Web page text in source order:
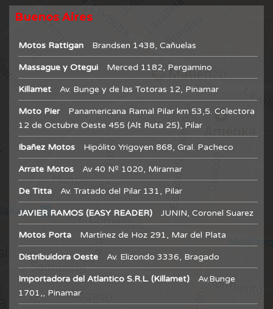
Buenos Aires
Motos Rattigan Brandsen 1438, Cañuelas
Massague y Otegui Merced 1182, Pergamino
Killamet Av. Bunge y de las Totoras 12, Pinamar
Moto Pier
Panamericana Ramal Pilar km 53,5. Colectora
12 de Octubre Oeste 455 (Alt Ruta 25), Pilar
Ibañez Motos Hipólito Yrigoyen 868, Gral. Pacheco
Arrate Motos Av 40 Nº 1020, Miramar
De Titta Av. Tratado del Pilar 131, Pilar
JAVIER RAMOS (EASY READER) JUNIN, Coronel Suarez
Motos Porta Martínez de Hoz 291, Mar del Plata
Distribuidora Oeste Av. Elizondo 3336, Bragado
Importadora del Atlantico S.R.L. (Killamet)
Av.Bunge
1701,, Pinamar